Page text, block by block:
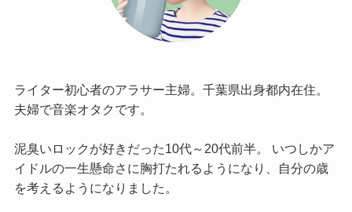
ライター初心者のアラサー主婦。千葉県出身都内在住。
夫婦で音楽オタクです。
泥臭いロックが好きだった10代～20代前半。 いつしかア
イドルの一生懸命さに胸打たれるようになり、自分の歳
を考えるようになりました。